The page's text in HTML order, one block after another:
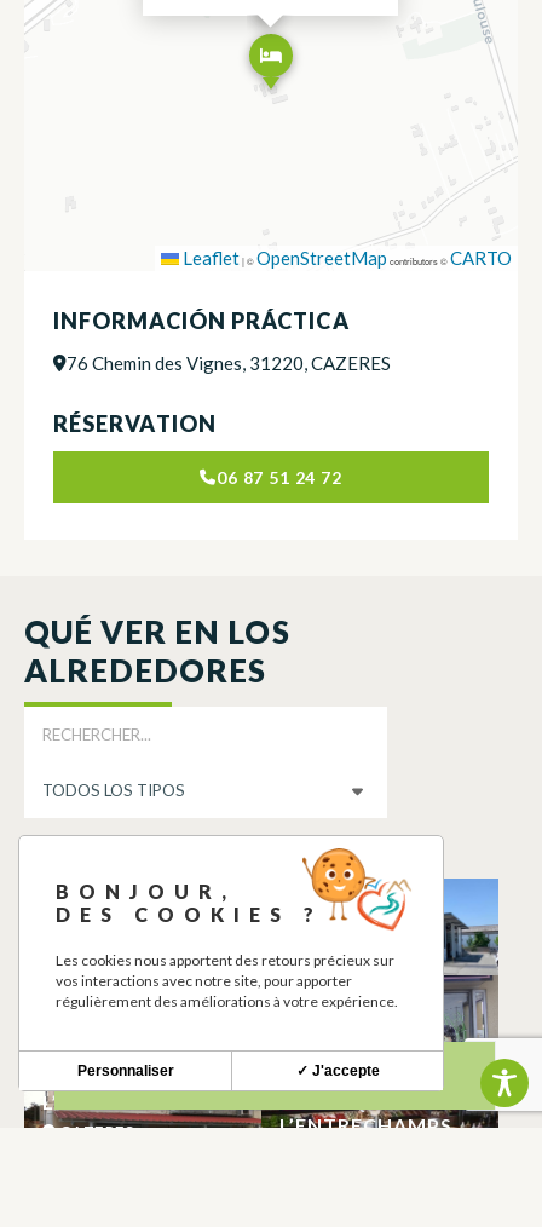
Leaflet|©OpenStreetMap contributors ©CARTO
INFORMACIÓN PRÁCTICA
76 Chemin des Vignes, 31220, CAZERES
RÉSERVATION
06 87 51 24 72
QUÉ VER EN LOS
ALREDEDORES
GALERIE DU VIN INTERMARCHE
O FOURNIL O NEMSUSHI
L’OCCITAN
CAZERES
L’ENTRECHAMPS
BONJOUR,
DES COOKIES ?
Les cookies nous apportent des retours précieux sur
vos interactions avec notre site, pour apporter
régulièrement des améliorations à votre expérience.
✓ J'accepte
Personnaliser